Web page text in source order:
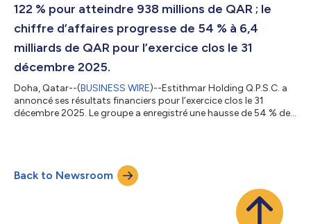
122 % pour atteindre 938 millions de QAR ; le
chiffre d’affaires progresse de 54 % à 6,4
milliards de QAR pour l’exercice clos le 31
décembre 2025.
Doha, Qatar--(BUSINESS WIRE)--Estithmar Holding Q.P.S.C. a
annoncé ses résultats financiers pour l’exercice clos le 31
décembre 2025. Le groupe a enregistré une hausse de 54 % de
croissance de 111 %. L’EBITDA a atteint 1,5 milliard de riyals
qataris, en hausse de 102 % sur un an. Le bénéfice net a pr...
Back to Newsroom